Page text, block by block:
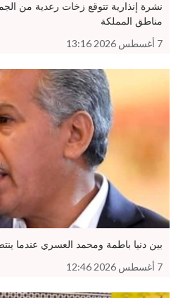
نشرة إنذارية تتوقع زخات رعدية من
مناطق المملكة
7 أغسطس 2026 13:16
بين دنيا باطمة ومحمد العسري عندما
7 أغسطس 2026 12:46